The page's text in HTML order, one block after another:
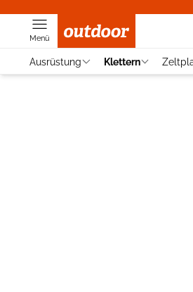
Menü
Ausrüstung Klettern